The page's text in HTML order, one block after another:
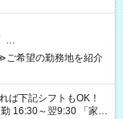
…
希望の勤務地を紹介
～翌9:30 「家族